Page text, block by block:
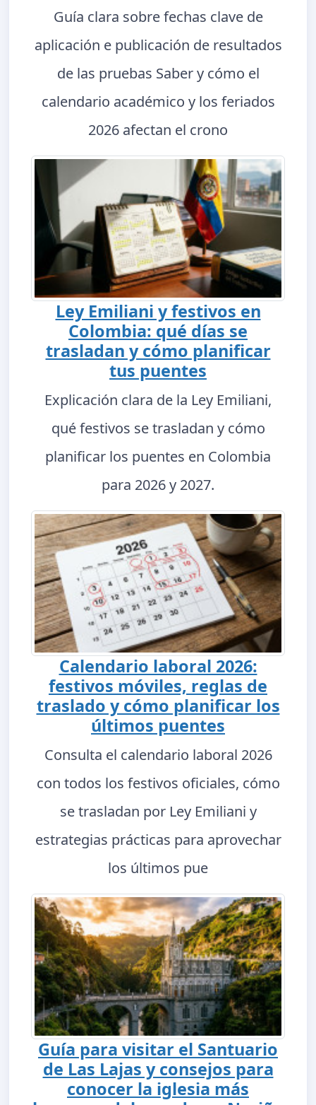
Guía clara sobre fechas clave de
aplicación e publicación de resultados
de las pruebas Saber y cómo el
calendario académico y los feriados
2026 afectan el crono
Ley Emiliani y festivos en
Colombia: qué días se
trasladan y cómo planificar
tus puentes
Explicación clara de la Ley Emiliani,
qué festivos se trasladan y cómo
planificar los puentes en Colombia
para 2026 y 2027.
Calendario laboral 2026:
festivos móviles, reglas de
traslado y cómo planificar los
últimos puentes
Consulta el calendario laboral 2026
con todos los festivos oficiales, cómo
se trasladan por Ley Emiliani y
estrategias prácticas para aprovechar
los últimos pue
Guía para visitar el Santuario
de Las Lajas y consejos para
conocer la iglesia más